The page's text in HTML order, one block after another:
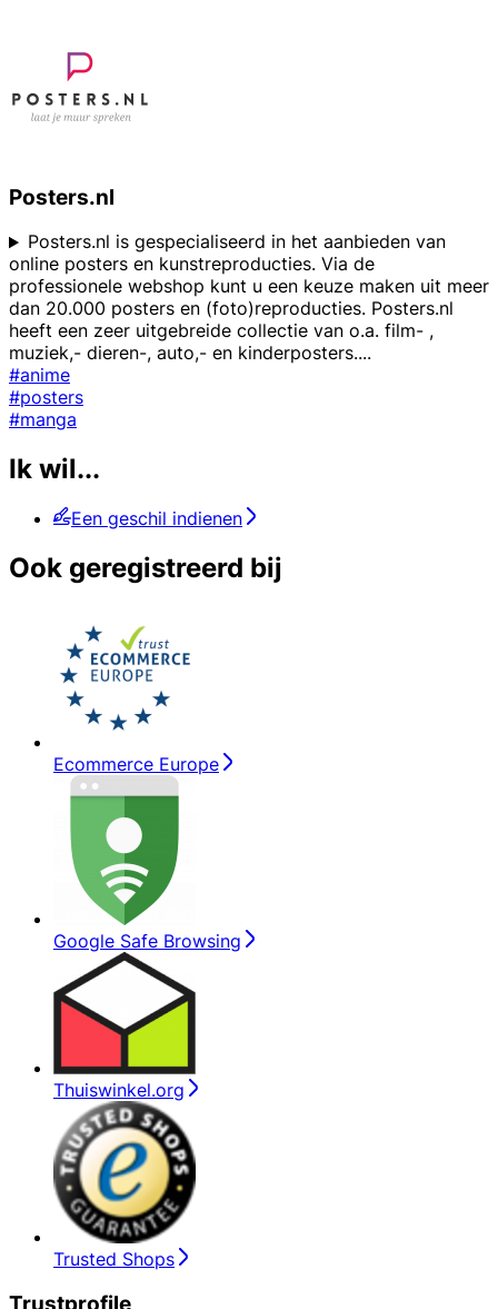
Posters.nl
Posters.nl is gespecialiseerd in het aanbieden van
online posters en kunstreproducties. Via de
professionele webshop kunt u een keuze maken uit meer
dan 20.000 posters en (foto)reproducties. Posters.nl
heeft een zeer uitgebreide collectie van o.a. film- ,
muziek,- dieren-, auto,- en kinderposters....
#anime
#posters
#manga
Ik wil...
Een geschil indienen
Ook geregistreerd bij
Ecommerce Europe
Google Safe Browsing
Thuiswinkel.org
Trusted Shops
Trustprofile